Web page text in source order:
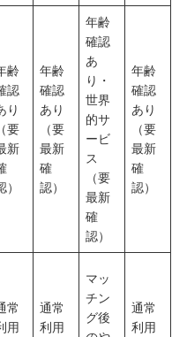
齢
認
り
（要
新
）
年齢
確認
あり
（要
最新
確
認）
年齢
確認
あ
り・
世界
的サ
ービ
ス
（要
最新
確
認）
年齢
確認
あり
（要
最新
確
認）
常
用
通常
利用
マッ
チン
グ後
通常
利用